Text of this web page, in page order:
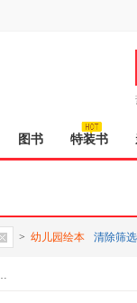
图书 特装书
> 幼儿园绘本 清除筛选
及入学准备